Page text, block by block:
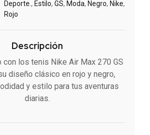
Deporte., Estilo, GS, Moda, Negro, Nike,
Rojo
Descripción
con los tenis Nike Air Max 270 GS
su diseño clásico en rojo y negro,
y estilo para tus aventuras
diarias.